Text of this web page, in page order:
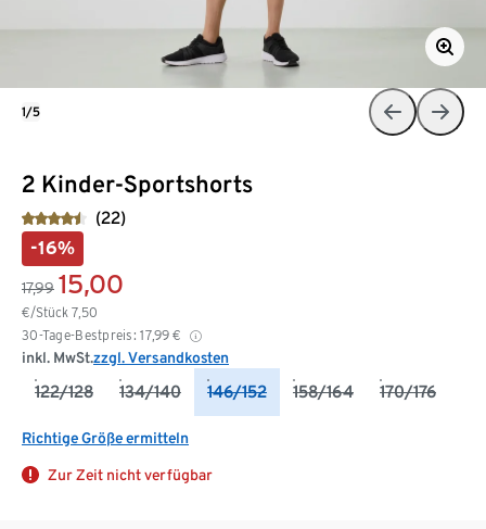
2 Kinder-Sportshorts
(22)
-16%
17,99 15,00
€/Stück 7,50
30-Tage-Bestpreis: 17,99 €
inkl. MwSt.zzgl. Versandkosten
122/128 134/140 146/152 158/164 170/176
Richtige Größe ermitteln
Zur Zeit nicht verfügbar
1/5